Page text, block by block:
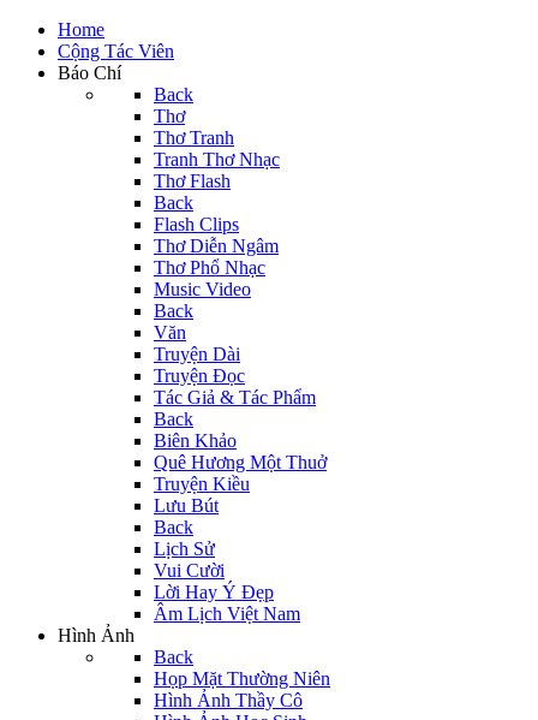
Home
Cộng Tác Viên
Báo Chí
Back
Thơ
Thơ Tranh
Tranh Thơ Nhạc
Thơ Flash
Back
Flash Clips
Thơ Diễn Ngâm
Thơ Phổ Nhạc
Music Video
Back
Văn
Truyện Dài
Truyện Đọc
Tác Giả & Tác Phẩm
Back
Biên Khảo
Quê Hương Một Thuở
Truyện Kiều
Lưu Bút
Back
Lịch Sử
Vui Cười
Lời Hay Ý Đẹp
Âm Lịch Việt Nam
Hình Ảnh
Back
Họp Mặt Thường Niên
Hình Ảnh Thầy Cô